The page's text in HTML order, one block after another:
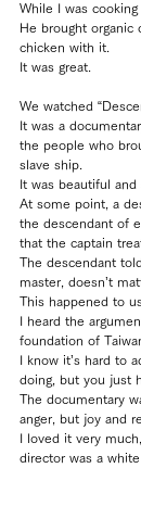
While I was cooking
He brought organic
chicken with it.
It was great.
We watched
It was a
the people who
slave ship.
It was beautiful and
At some point, a
the descendant of
that the captain
The descendant
master, doesn’t
This happened to
I heard the
foundation of
I know it’s hard to
doing, but you just
The documentary
anger, but joy and
I loved it very
director was a white